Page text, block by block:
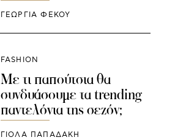
ΓΕΩΡΓΙΑ ΦΕΚΟΥ
FASHION
Με τι παπούτσια θα
συνδυάσουμε τα trending
παντελόνια της σεζόν;
ΓΙΌΛΑ ΠΑΠΑΔΆΚΗ